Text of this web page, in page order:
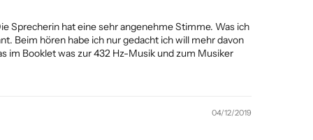
Sprecherin hat eine sehr angenehme Stimme. Was ich
Beim hören habe ich nur gedacht ich will mehr davon
im Booklet was zur 432 Hz-Musik und zum Musiker
04/12/2019